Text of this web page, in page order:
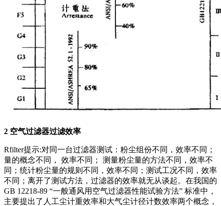
2 空气过滤器过滤效率
Rfilter提示:对同一台过滤器测试：粉尘组份不同，效率不同；
量的概念不同， 效率不同； 测量粉尘量的方法不同，效率不
同；统计粉尘量的规则不同，效率不同；测试工况不同，效率
不同；离开了测试方法，过滤器的效率就无从谈起。在我国的
GB 12218-89 “一般通风用空气过滤器性能试验方法” 标准中，
主要提出了人工尘计重效率和大气尘计径计数效率两个概念，